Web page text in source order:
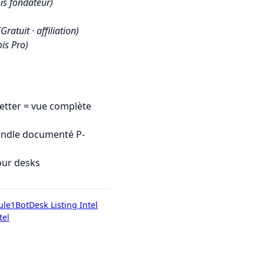
· affiliation)
Pro)
= vue complète
documenté P-
desks
Desk Listing Intel